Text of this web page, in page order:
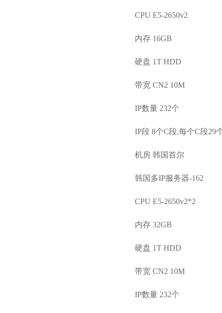
CPU E5-2650v2
内存 16GB
硬盘 1T HDD
带宽 CN2 10M
IP数量 232个
IP段 8个C段,每个C段29
机房 韩国首尔
韩国多IP服务器-162
CPU E5-2650v2*2
内存 32GB
硬盘 1T HDD
带宽 CN2 10M
IP数量 232个